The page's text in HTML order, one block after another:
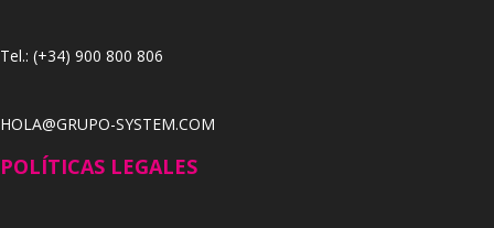
Tel.: (+34) 900 800 806
HOLA@GRUPO-SYSTEM.COM
POLÍTICAS LEGALES